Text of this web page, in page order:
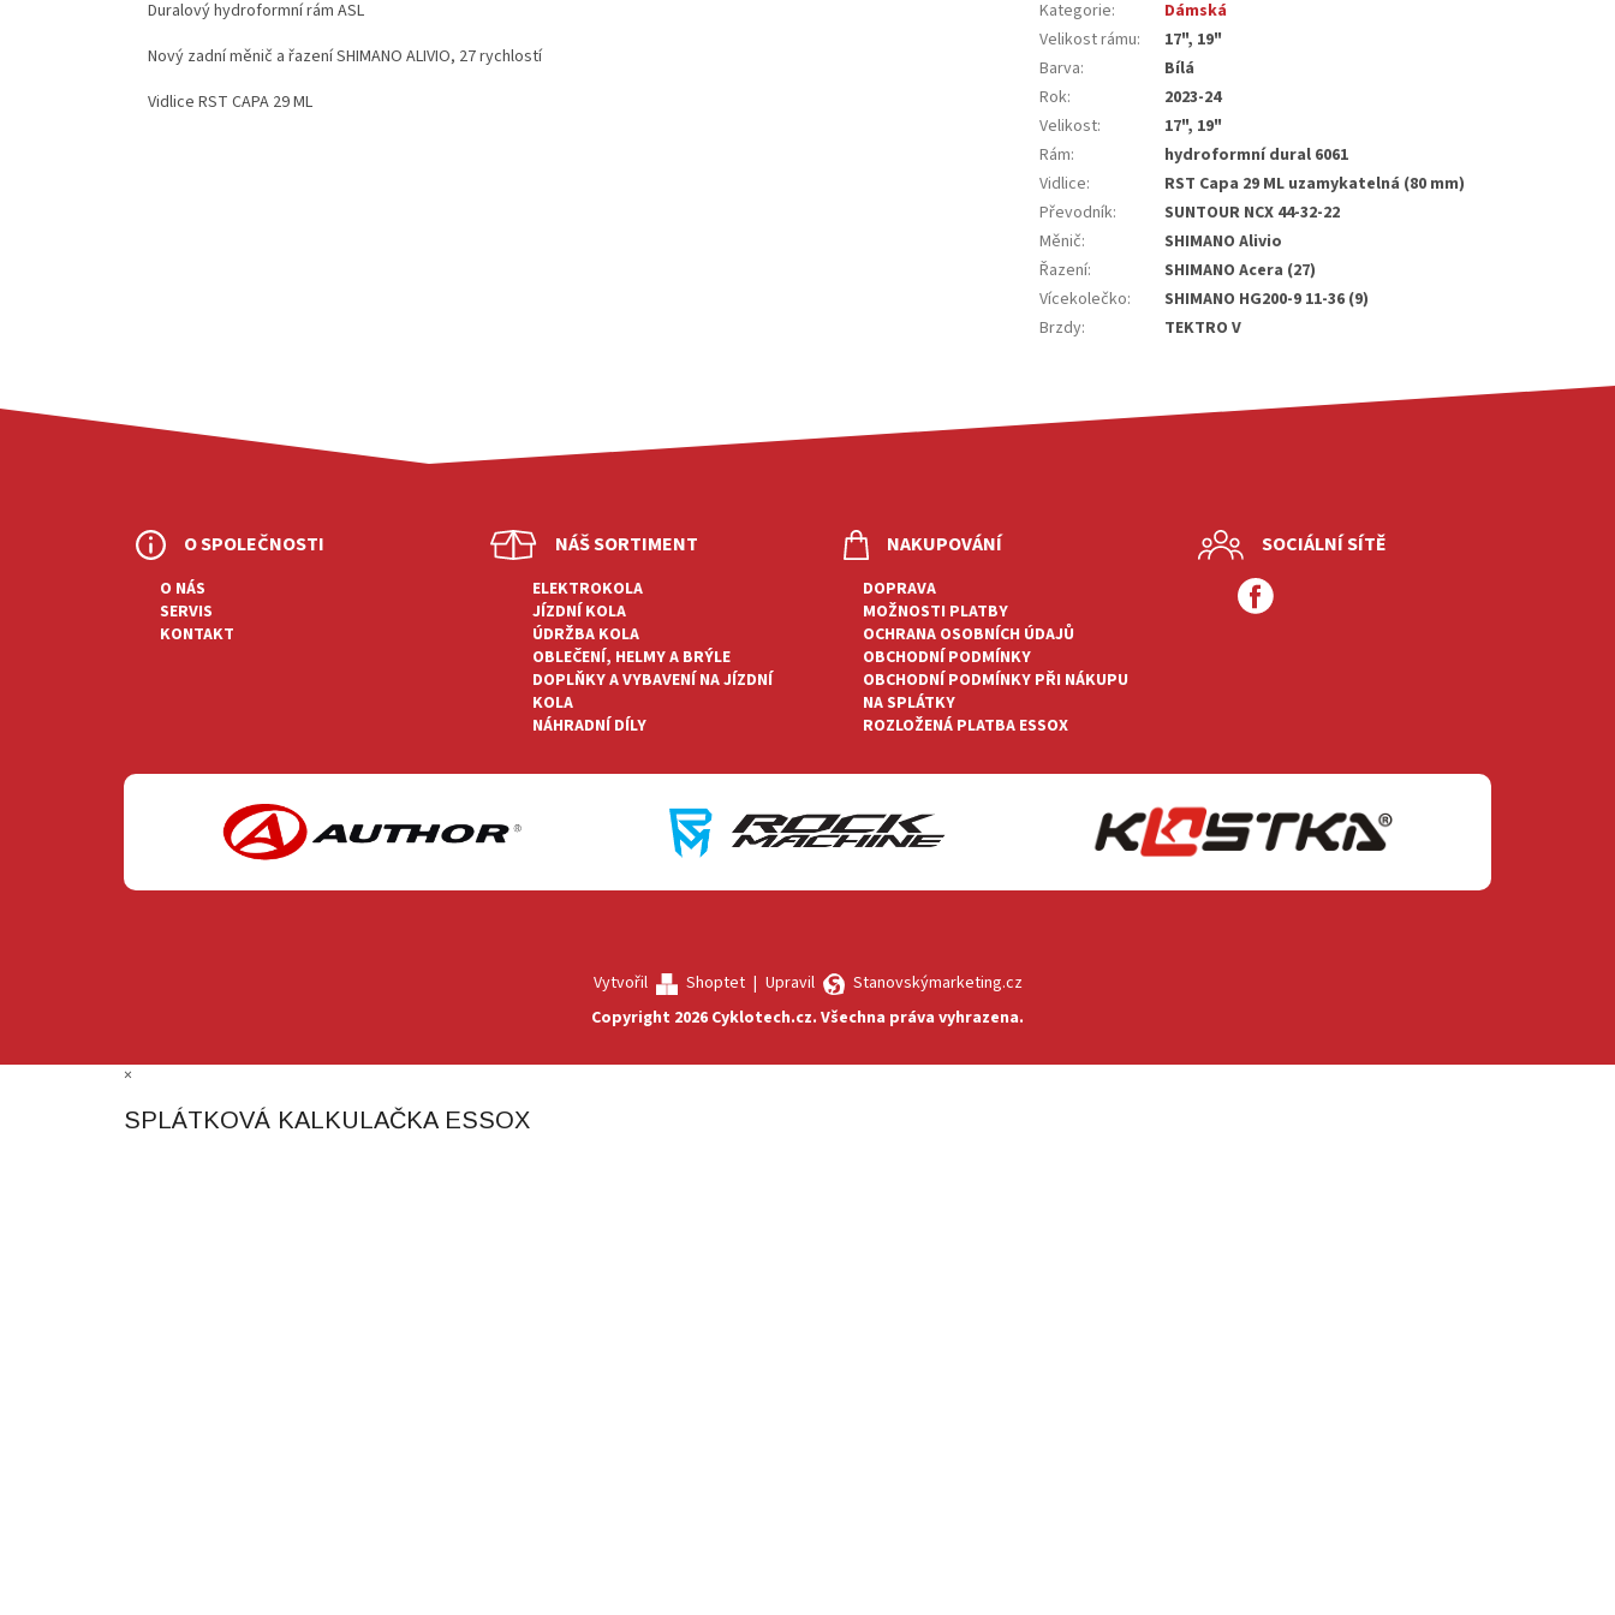
Duralový hydroformní rám ASL
Nový zadní měnič a řazení SHIMANO ALIVIO, 27 rychlostí
Vidlice RST CAPA 29 ML
Kategorie:
Dámská
Velikost rámu:
17", 19"
Barva:
Bílá
Rok:
2023-24
Velikost:
17", 19"
Rám:
hydroformní dural 6061
Vidlice:
RST Capa 29 ML uzamykatelná (80 mm)
Převodník:
SUNTOUR NCX 44-32-22
Měnič:
SHIMANO Alivio
Řazení:
SHIMANO Acera (27)
Vícekolečko:
SHIMANO HG200-9 11-36 (9)
Brzdy: TEKTRO V
O SPOLEČNOSTI
O NÁS
SERVIS
KONTAKT
NÁŠ SORTIMENT
ELEKTROKOLA
JÍZDNÍ KOLA
ÚDRŽBA KOLA
OBLEČENÍ, HELMY A BRÝLE
DOPLŇKY A VYBAVENÍ NA JÍZDNÍ
KOLA
NÁHRADNÍ DÍLY
NAKUPOVÁNÍ
DOPRAVA
MOŽNOSTI PLATBY
OCHRANA OSOBNÍCH ÚDAJŮ
OBCHODNÍ PODMÍNKY
OBCHODNÍ PODMÍNKY PŘI NÁKUPU
NA SPLÁTKY
ROZLOŽENÁ PLATBA ESSOX
SOCIÁLNÍ SÍTĚ
Vytvořil Shoptet| Upravil
Stanovskýmarketing.cz
Copyright 2026 Cyklotech.cz. Všechna práva vyhrazena.
×
SPLÁTKOVÁ KALKULAČKA ESSOX